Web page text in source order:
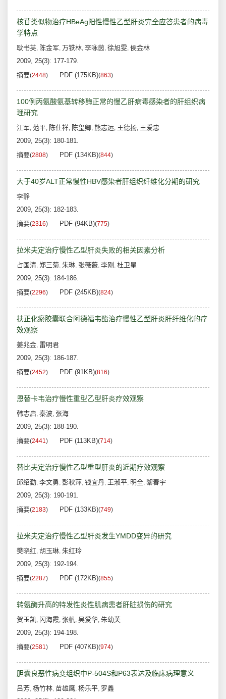
核苷类似物治疗HBeAg阳性慢性乙型肝炎完全应答患者的病毒
学特点
耿书英, 陈金军, 万铁林, 李咏茵, 徐旭雯, 侯金林
2009, 25(3): 177-179.
摘要(2448) PDF (175KB)(863)
100例丙氨酸氨基转移酶正常的慢乙肝病毒感染者的肝组织病
理研究
江军, 范平, 陈仕祥, 陈玺卿, 熊志远, 王德扬, 王爱忠
2009, 25(3): 180-181.
摘要(2808) PDF (134KB)(844)
大于40岁ALT正常慢性HBV感染者肝组织纤维化分期的研究
李静
2009, 25(3): 182-183.
摘要(2316) PDF (94KB)(775)
拉米夫定治疗慢性乙型肝炎失败的相关因素分析
占国清, 郑三菊, 朱琳, 张薇薇, 李刚 , 杜卫星
2009, 25(3): 184-186.
摘要(2296) PDF (245KB)(824)
扶正化瘀胶囊联合阿德福韦酯治疗慢性乙型肝炎肝纤维化的疗
效观察
姜兆金, 雷明君
2009, 25(3): 186-187.
摘要(2452) PDF (91KB)(816)
恩替卡韦治疗慢性重型乙型肝炎疗效观察
韩志启, 秦波, 张海
2009, 25(3): 188-190.
摘要(2441) PDF (113KB)(714)
替比夫定治疗慢性乙型重型肝炎的近期疗效观察
邱绍勤, 李文勇, 彭秋萍, 钱宜丹, 王淑平, 明全, 黎春宇
2009, 25(3): 190-191.
摘要(2183) PDF (133KB)(749)
拉米夫定治疗慢性乙型肝炎发生YMDD变异的研究
樊晓红, 胡玉琳, 朱红玲
2009, 25(3): 192-194.
摘要(2287) PDF (172KB)(855)
转氨酶升高的特发性炎性肌病患者肝脏损伤的研究
贺玉凯, 闪海霞, 张帆, 吴爱华, 朱幼芙
2009, 25(3): 194-198.
摘要(2581) PDF (407KB)(974)
胆囊良恶性病变组织中P-504S和P63表达及临床病理意义
吕芳, 杨竹林, 苗雄鹰, 杨乐平, 罗鑫